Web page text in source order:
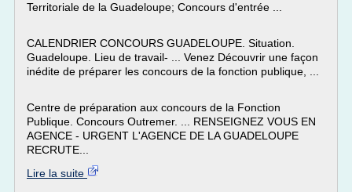
Territoriale de la Guadeloupe; Concours d'entrée ...
CALENDRIER CONCOURS GUADELOUPE. Situation.
Guadeloupe. Lieu de travail- ... Venez Découvrir une façon
inédite de préparer les concours de la fonction publique, ...
Centre de préparation aux concours de la Fonction
Publique. Concours Outremer. ... RENSEIGNEZ VOUS EN
AGENCE - URGENT L'AGENCE DE LA GUADELOUPE
RECRUTE...
Lire la suite